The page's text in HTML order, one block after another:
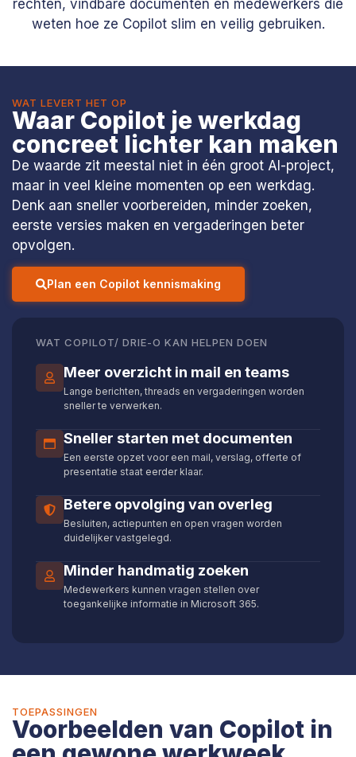
rechten, vindbare documenten en medewerkers die
weten hoe ze Copilot slim en veilig gebruiken.
WAT LEVERT HET OP
Waar Copilot je werkdag
concreet lichter kan maken
De waarde zit meestal niet in één groot AI-project,
maar in veel kleine momenten op een werkdag.
Denk aan sneller voorbereiden, minder zoeken,
eerste versies maken en vergaderingen beter
opvolgen.
Plan een Copilot kennismaking
WAT COPILOT/ DRIE-O KAN HELPEN DOEN
Meer overzicht in mail en teams
Lange berichten, threads en vergaderingen worden
sneller te verwerken.
Sneller starten met documenten
Een eerste opzet voor een mail, verslag, offerte of
presentatie staat eerder klaar.
Betere opvolging van overleg
Besluiten, actiepunten en open vragen worden
duidelijker vastgelegd.
Minder handmatig zoeken
Medewerkers kunnen vragen stellen over
toegankelijke informatie in Microsoft 365.
TOEPASSINGEN
Voorbeelden van Copilot in